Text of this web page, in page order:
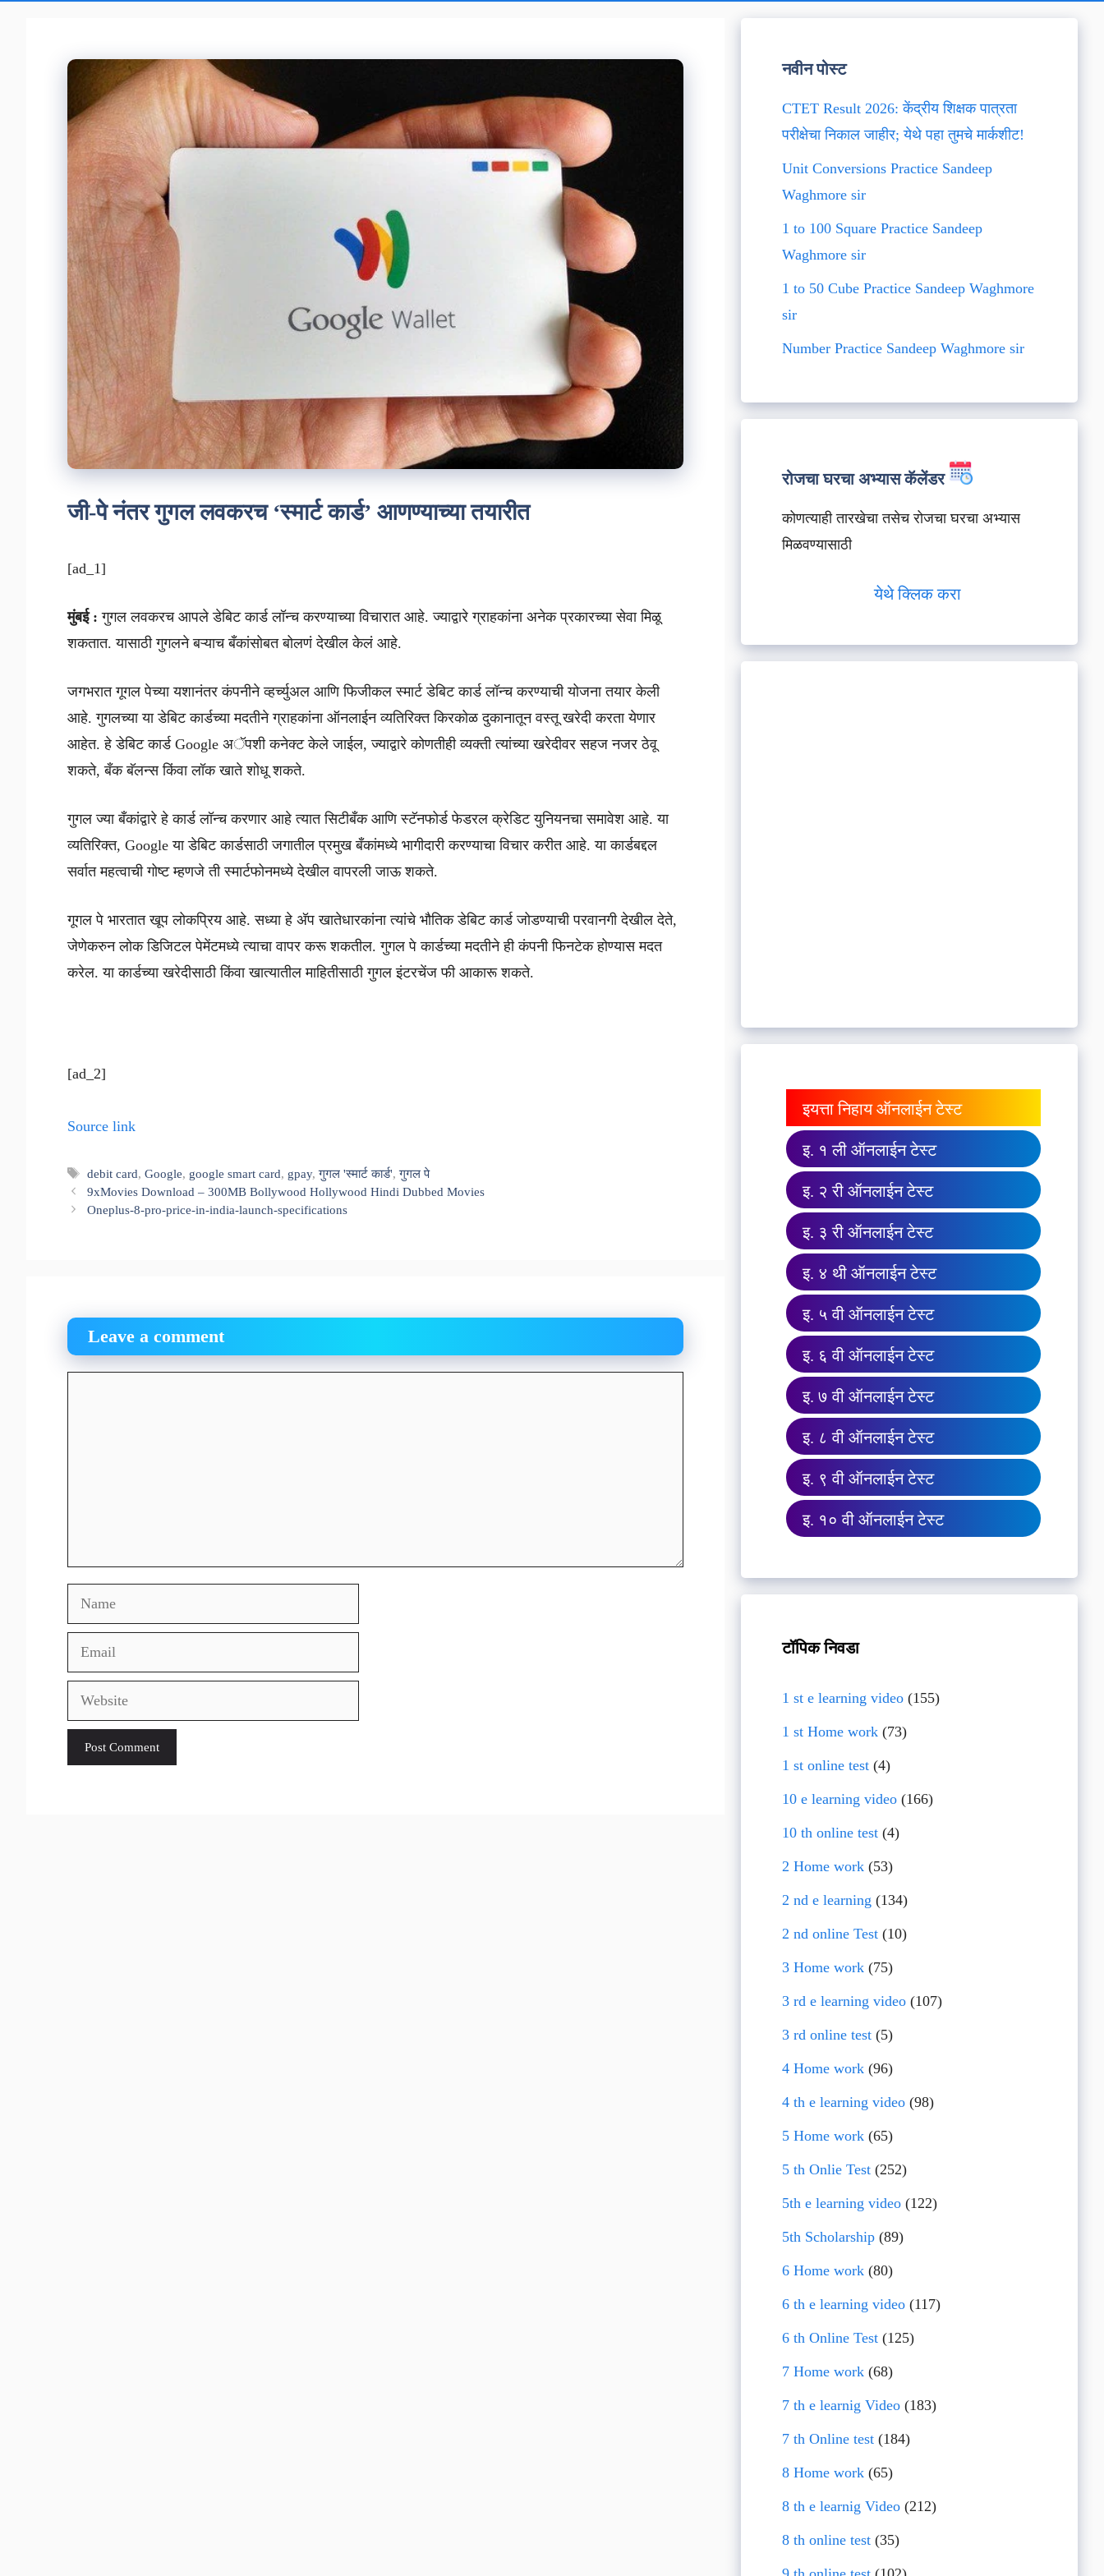
जी-पे नंतर गुगल लवकरच ‘स्मार्ट कार्ड’ आणण्याच्या तयारीत
[ad_1]
मुंबई : गुगल लवकरच आपले डेबिट कार्ड लॉन्च करण्याच्या विचारात आहे. ज्याद्वारे ग्राहकांना अनेक प्रकारच्या सेवा मिळू
शकतात. यासाठी गुगलने बऱ्याच बँकांसोबत बोलणं देखील केलं आहे.
जगभरात गूगल पेच्या यशानंतर कंपनीने व्हर्च्युअल आणि फिजीकल स्मार्ट डेबिट कार्ड लॉन्च करण्याची योजना तयार केली
आहे. गुगलच्या या डेबिट कार्डच्या मदतीने ग्राहकांना ऑनलाईन व्यतिरिक्त किरकोळ दुकानातून वस्तू खरेदी करता येणार
आहेत. हे डेबिट कार्ड Google अॅपशी कनेक्ट केले जाईल, ज्याद्वारे कोणतीही व्यक्ती त्यांच्या खरेदीवर सहज नजर ठेवू
शकते, बँक बॅलन्स किंवा लॉक खाते शोधू शकते.
गुगल ज्या बँकांद्वारे हे कार्ड लॉन्च करणार आहे त्यात सिटीबँक आणि स्टॅनफोर्ड फेडरल क्रेडिट युनियनचा समावेश आहे. या
व्यतिरिक्त, Google या डेबिट कार्डसाठी जगातील प्रमुख बँकांमध्ये भागीदारी करण्याचा विचार करीत आहे. या कार्डबद्दल
सर्वात महत्वाची गोष्ट म्हणजे ती स्मार्टफोनमध्ये देखील वापरली जाऊ शकते.
गूगल पे भारतात खूप लोकप्रिय आहे. सध्या हे अ‍ॅप खातेधारकांना त्यांचे भौतिक डेबिट कार्ड जोडण्याची परवानगी देखील देते,
जेणेकरुन लोक डिजिटल पेमेंटमध्ये त्याचा वापर करू शकतील. गुगल पे कार्डच्या मदतीने ही कंपनी फिनटेक होण्यास मदत
करेल. या कार्डच्या खरेदीसाठी किंवा खात्यातील माहितीसाठी गुगल इंटरचेंज फी आकारू शकते.
[ad_2]
Source link
Tags
debit card,Google, google smart card, gpay,गुगल 'स्मार्ट कार्ड',गुगल पे
9xMovies Download – 300MB Bollywood Hollywood Hindi Dubbed Movies
Oneplus-8-pro-price-in-india-launch-specifications
Leave a comment
Name
Email
Website
नवीन पोस्ट
CTET Result 2026: केंद्रीय शिक्षक पात्रता
परीक्षेचा निकाल जाहीर; येथे पहा तुमचे मार्कशीट!
Unit Conversions Practice Sandeep
Waghmore sir
1 to 100 Square Practice Sandeep
Waghmore sir
1 to 50 Cube Practice Sandeep Waghmore
sir
Number Practice Sandeep Waghmore sir
रोजचा घरचा अभ्यास कॅलेंडर
कोणत्याही तारखेचा तसेच रोजचा घरचा अभ्यास
मिळवण्यासाठी
येथे क्लिक करा
इयत्ता निहाय ऑनलाईन टेस्ट
इ. १ ली ऑनलाईन टेस्ट
इ. २ री ऑनलाईन टेस्ट
इ. ३ री ऑनलाईन टेस्ट
इ. ४ थी ऑनलाईन टेस्ट
इ. ५ वी ऑनलाईन टेस्ट
इ. ६ वी ऑनलाईन टेस्ट
इ. ७ वी ऑनलाईन टेस्ट
इ. ८ वी ऑनलाईन टेस्ट
इ. ९ वी ऑनलाईन टेस्ट
इ. १० वी ऑनलाईन टेस्ट
टॉपिक निवडा
1 st e learning video(155)
1 st Home work(73)
1 st online test(4)
10 e learning video(166)
10 th online test(4)
2 Home work(53)
2 nd e learning (134)
2 nd online Test(10)
3 Home work(75)
3 rd e learning video(107)
3 rd online test(5)
4 Home work(96)
4 th e learning video(98)
5 Home work(65)
5 th Onlie Test(252)
5th e learning video(122)
5th Scholarship(89)
6 Home work(80)
6 th e learning video(117)
6 th Online Test(125)
7 Home work(68)
7 th e learnig Video(183)
7 th Online test(184)
8 Home work(65)
8 th e learnig Video(212)
8 th online test(35)